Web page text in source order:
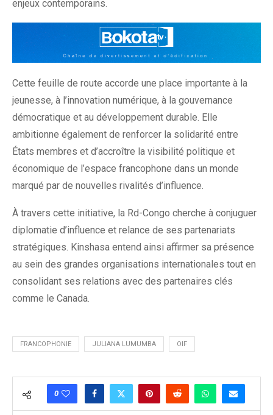
enjeux contemporains.
Cette feuille de route accorde une place importante à la
jeunesse, à l’innovation numérique, à la gouvernance
démocratique et au développement durable. Elle
ambitionne également de renforcer la solidarité entre
États membres et d’accroître la visibilité politique et
économique de l’espace francophone dans un monde
marqué par de nouvelles rivalités d’influence.
À travers cette initiative, la Rd-Congo cherche à conjuguer
diplomatie d’influence et relance de ses partenariats
stratégiques. Kinshasa entend ainsi affirmer sa présence
au sein des grandes organisations internationales tout en
consolidant ses relations avec des partenaires clés
comme le Canada.
FRANCOPHONIE JULIANA LUMUMBA OIF
0